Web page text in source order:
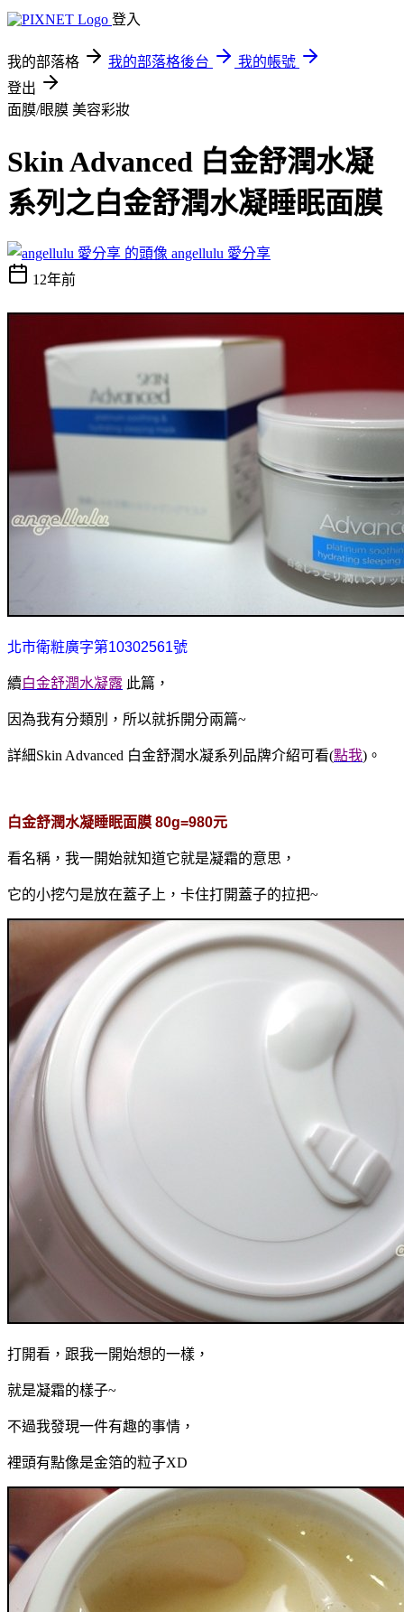
登入
我的部落格 我的部落格後台
我的帳號
登出
面膜/眼膜 美容彩妝
Skin Advanced 白金舒潤水凝
系列之白金舒潤水凝睡眠面膜
angellulu 愛分享
12年前
北市衛粧廣字第10302561號
續白金舒潤水凝露 此篇，
因為我有分類別，所以就拆開分兩篇~
詳細Skin Advanced 白金舒潤水凝系列品牌介紹可看(點我)。
白金舒潤水凝睡眠面膜 80g=980元
看名稱，我一開始就知道它就是凝霜的意思，
它的小挖勺是放在蓋子上，卡住打開蓋子的拉把~
打開看，跟我一開始想的一樣，
就是凝霜的樣子~
不過我發現一件有趣的事情，
裡頭有點像是金箔的粒子XD